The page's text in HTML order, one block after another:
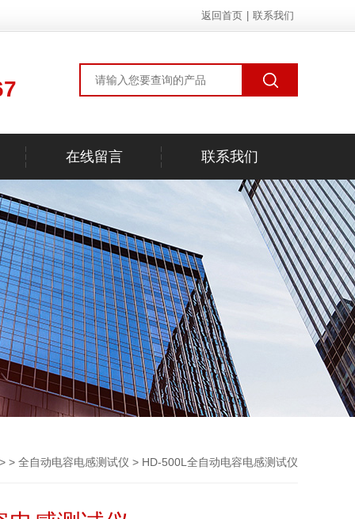
返回首页 联系我们
在线留言 联系我们
> > 全自动电容电感测试仪 > HD-500L全自动电容电感测试仪